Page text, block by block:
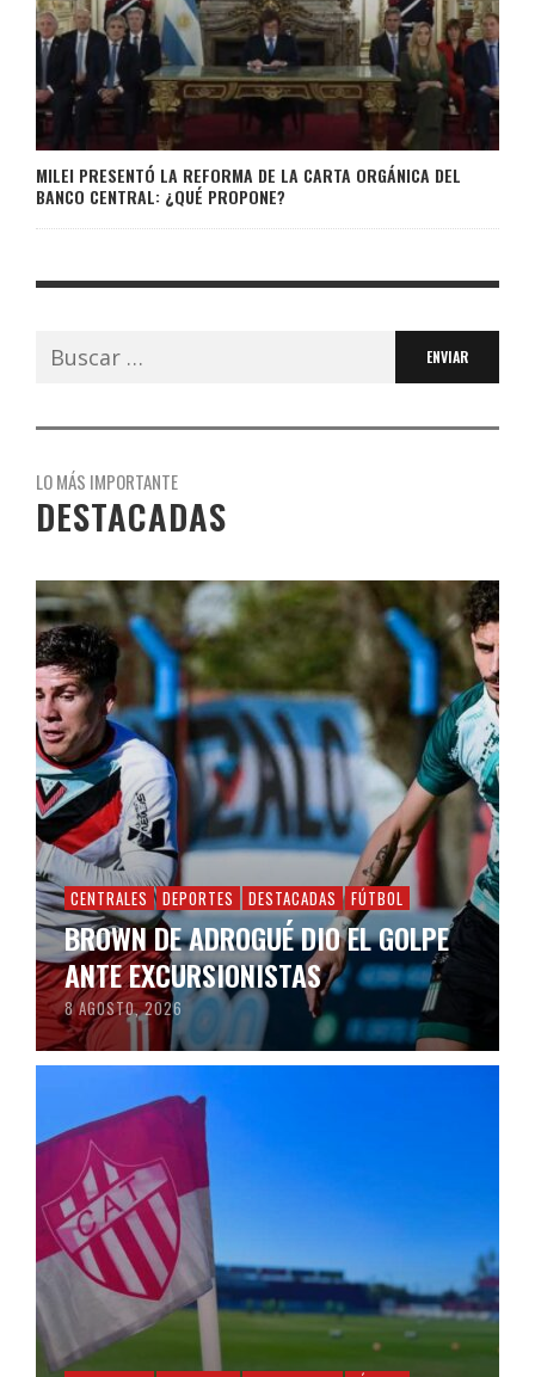
MILEI PRESENTÓ LA REFORMA DE LA CARTA ORGÁNICA DEL
BANCO CENTRAL: ¿QUÉ PROPONE?
Buscar:
LO MÁS IMPORTANTE
DESTACADAS
CENTRALES DEPORTES DESTACADAS FÚTBOL
BROWN DE ADROGUÉ DIO EL GOLPE
ANTE EXCURSIONISTAS
8 AGOSTO, 2026